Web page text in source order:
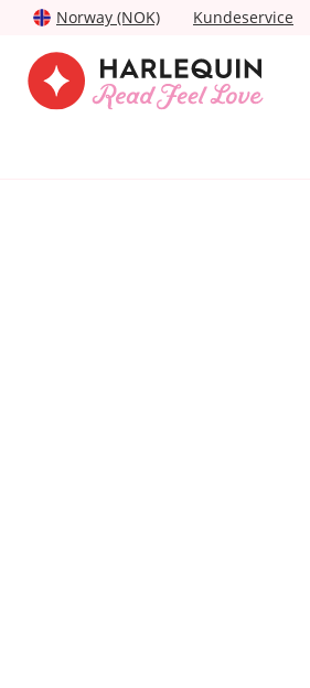
Norway (NOK) Kundeservice